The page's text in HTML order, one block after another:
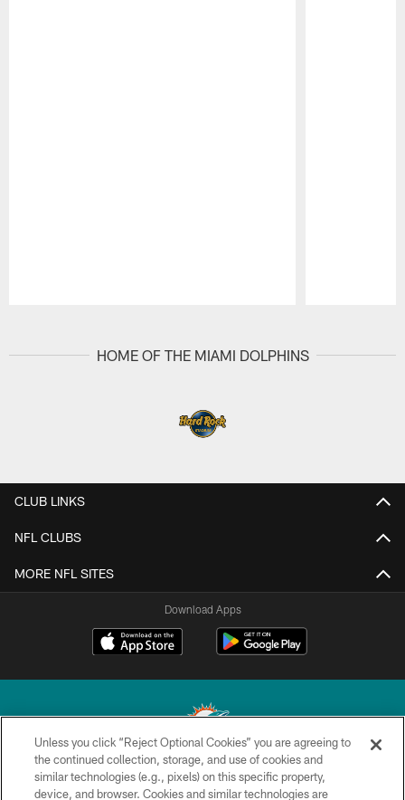
HOME OF THE MIAMI DOLPHINS
CLUB LINKS
NFL CLUBS
MORE NFL SITES
Download Apps
© 2026 Miami Dolphins, Ltd. All rights reserved.
Unless you click “Reject Optional Cookies” you are agreeing to
the continued collection, storage, and use of cookies and
similar technologies (e.g., pixels) on this specific property,
device, and browser. Cookies and similar technologies are